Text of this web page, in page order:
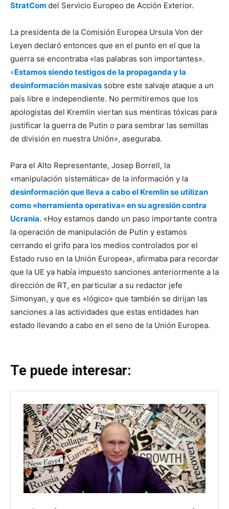
StratCom del Servicio Europeo de Acción Exterior.
La presidenta de la Comisión Europea Ursula Von der
Leyen declaró entonces que en el punto en el que la
guerra se encontraba «las palabras son importantes».
«Estamos siendo testigos de la propaganda y la
desinformación masivas sobre este salvaje ataque a un
país libre e independiente. No permitiremos que los
apologistas del Kremlin viertan sus mentiras tóxicas para
justificar la guerra de Putin o para sembrar las semillas
de división en nuestra Unión», aseguraba.
Para el Alto Representante, Josep Borrell, la
«manipulación sistemática» de la información y la
desinformación que lleva a cabo el Kremlin se utilizan
como «herramienta operativa» en su agresión contra
Ucrania. «Hoy estamos dando un paso importante contra
la operación de manipulación de Putin y estamos
cerrando el grifo para los medios controlados por el
Estado ruso en la Unión Europea», afirmaba para recordar
que la UE ya había impuesto sanciones anteriormente a la
dirección de RT, en particular a su redactor jefe
Simonyan, y que es «lógico» que también se dirijan las
sanciones a las actividades que estas entidades han
estado llevando a cabo en el seno de la Unión Europea.
Te puede interesar: